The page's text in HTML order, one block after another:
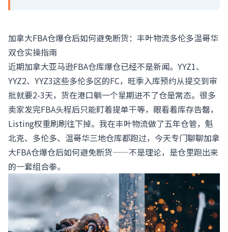
加拿大FBA仓爆仓后如何避免断货：丰叶物流多伦多温哥华
双仓实操指南
近期加拿大亚马逊FBA仓库爆仓已经不是新闻。YYZ1、
YYZ2、YYZ3这些多伦多区的FC，旺季入库预约从提交到审
批就要2-3天，货在港口躺一个星期进不了仓是常态。很多
卖家发完FBA头程后只能盯着提单干等，眼看着库存告罄，
Listing权重刷刷往下掉。我在丰叶物流做了五年仓管，魁
北克、多伦多、温哥华三地仓库都跑过，今天专门聊聊加拿
大FBA仓爆仓后如何避免断货——不是理论，是仓里跑出来
的一套组合拳。